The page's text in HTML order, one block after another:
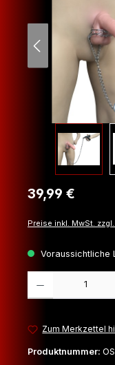
Regulärer Preis:
39,99 €
Preise inkl. MwSt.
Voraussichtliche
Zum Merkzettel
Produktnummer: